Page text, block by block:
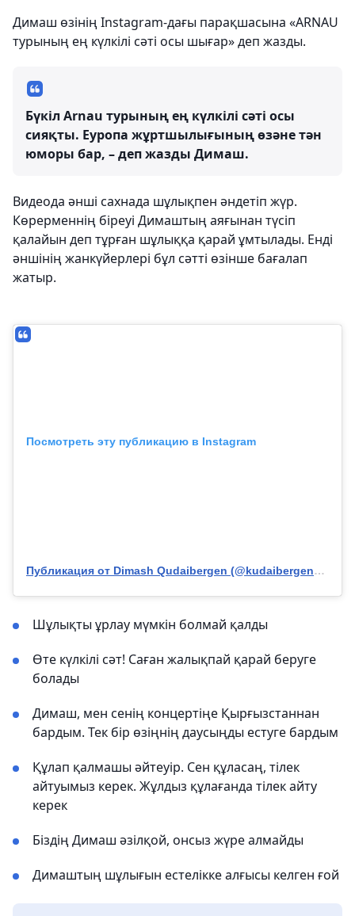
Димаш өзінің Instagram-дағы парақшасына «ARNAU
турының ең күлкілі сәті осы шығар» деп жазды.
Бүкіл Arnau турының ең күлкілі сәті осы
сияқты. Еуропа жұртшылығының өзәне тән
юморы бар, – деп жазды Димаш.
Видеода әнші сахнада шұлықпен әндетіп жүр.
Көрерменнің біреуі Димаштың аяғынан түсіп
қалайын деп тұрған шұлыққа қарай ұмтылады. Енді
әншінің жанкүйерлері бұл сәтті өзінше бағалап
жатыр.
Посмотреть эту публикацию в Instagram
Публикация от Dimash Qudaibergen (@kudaibergenov.dimash)
Шұлықты ұрлау мүмкін болмай қалды
Өте күлкілі сәт! Саған жалықпай қарай беруге
болады
Димаш, мен сенің концертіңе Қырғызстаннан
бардым. Тек бір өзіңнің даусыңды естуге бардым
Құлап қалмашы әйтеуір. Сен құласаң, тілек
айтуымыз керек. Жұлдыз құлағанда тілек айту
керек
Біздің Димаш әзілқой, онсыз жүре алмайды
Димаштың шұлығын естелікке алғысы келген ғой